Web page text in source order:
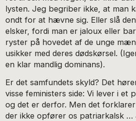
lysten. Jeg begriber ikke, at man
ondt for at hævne sig. Eller slå
elsker, fordi man er jaloux eller
ryster på hovedet af de unge
usikker med deres dødskørsel.
en klar mandlig dominans).
Er det samfundets skyld? Det
visse feministers side: Vi lever i et
og det er derfor. Men det
der ikke opfører os patriarkalsk